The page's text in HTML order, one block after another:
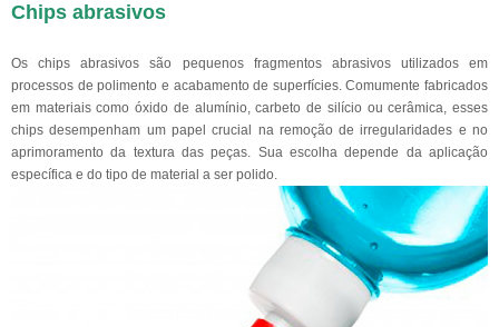
Chips abrasivos
Os chips abrasivos são pequenos fragmentos abrasivos utilizados em
processos de polimento e acabamento de superfícies. Comumente fabricados
em materiais como óxido de alumínio, carbeto de silício ou cerâmica, esses
chips desempenham um papel crucial na remoção de irregularidades e no
aprimoramento da textura das peças. Sua escolha depende da aplicação
específica e do tipo de material a ser polido.